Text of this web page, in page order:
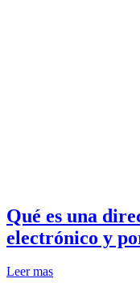
Qué es una
electrónico y
Leer mas